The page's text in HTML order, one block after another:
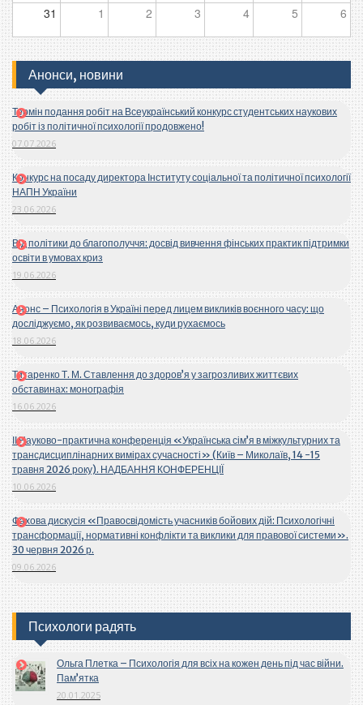
31 1 2 3 4 5 6
Анонси, новини
Термін подання робіт на Всеукраїнський конкурс студентських наукових
робіт із політичної психології продовжено!
07.07.2026
Конкурс на посаду директора Інституту соціальної та політичної психології
НАПН України
23.06.2026
Від політики до благополуччя: досвід вивчення фінських практик підтримки
освіти в умовах криз
19.06.2026
Анонс – Психологія в Україні перед лицем викликів воєнного часу: що
досліджуємо, як розвиваємось, куди рухаємось
18.06.2026
Титаренко Т. М. Ставлення до здоров’я у загрозливих життєвих
обставинах: монографія
16.06.2026
ІІ Науково-практична конференція «Українська сім’я в міжкультурних та
трансдисциплінарних вимірах сучасності» (Київ – Миколаїв, 14 -15
травня 2026 року). НАДБАННЯ КОНФЕРЕНЦІЇ
10.06.2026
Фахова дискусія «Правосвідомість учасників бойових дій: Психологічні
трансформації, нормативні конфлікти та виклики для правової системи».
30 червня 2026 р.
09.06.2026
Психологи радять
Ольга Плетка – Психологія для всіх на кожен день під час війни.
Пам’ятка
20.01.2025